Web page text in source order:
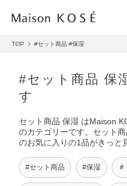
TOP #セット商品 #保湿
#セット商品 保
す
セット商品 保湿 はMaison
のカテゴリーです。セット
のお気に入りの1品がきっと
#セット商品 #保湿